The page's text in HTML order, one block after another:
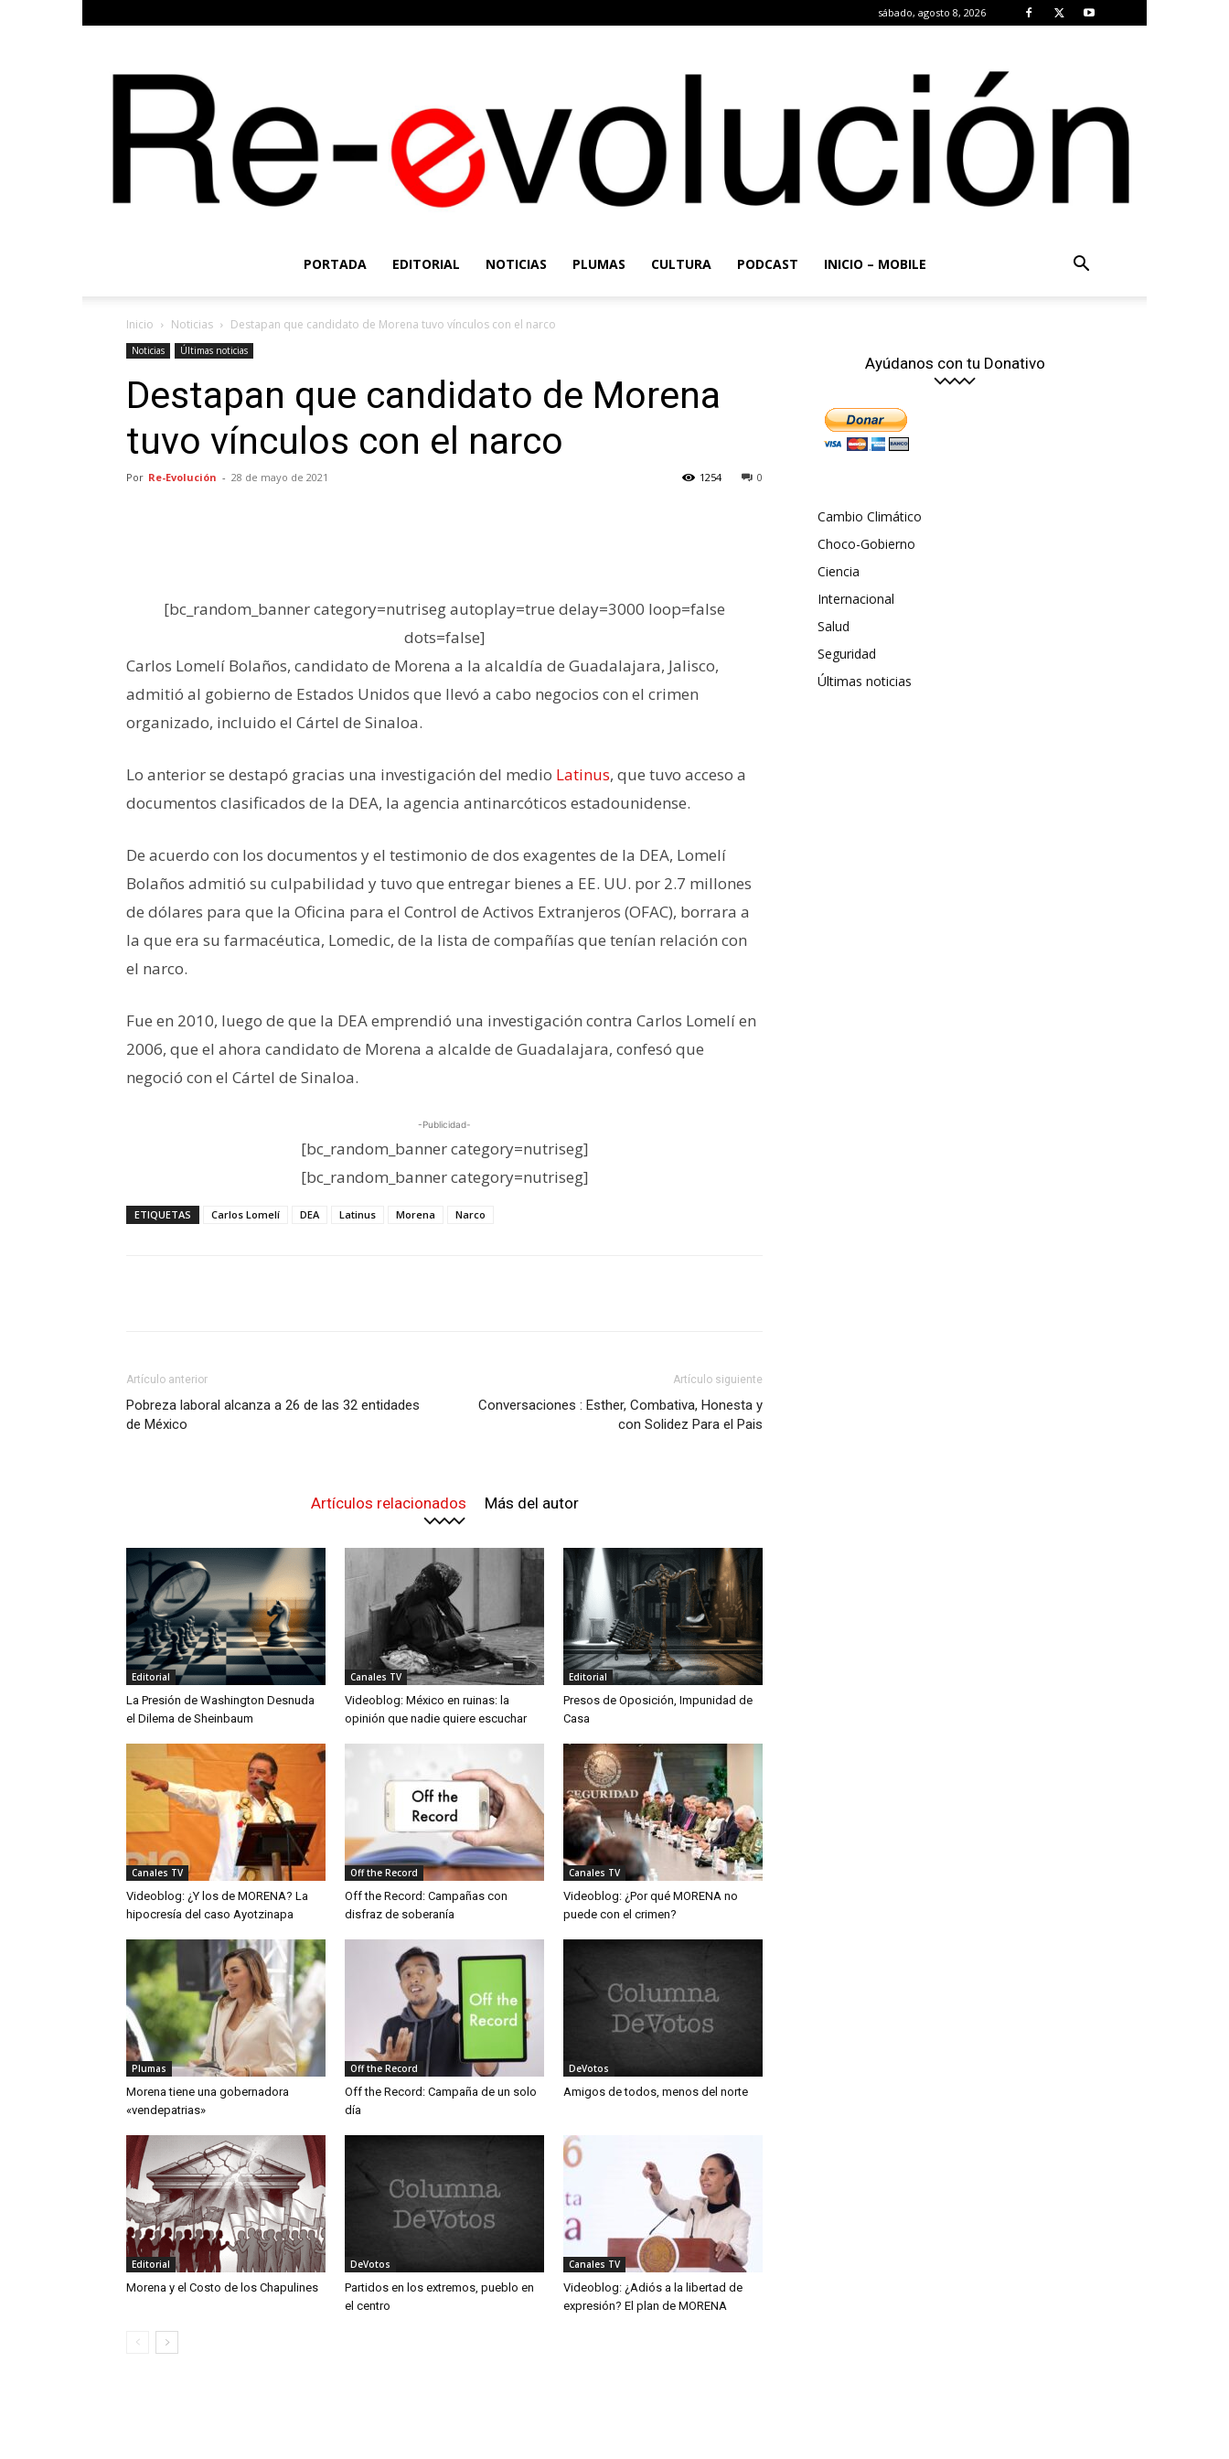
sábado, agosto 8, 2026
Evolución
PORTADA EDITORIAL NOTICIAS PLUMAS CULTURA PODCAST INICIO – MOBILE
Inicio Noticias Destapan que candidato de Morena tuvo vínculos con el narco
Noticias Últimas noticias
Destapan que candidato de Morena
tuvo vínculos con el narco
Por Re-Evolución - 28 de mayo de 2021 0
1254
[bc_random_banner category=nutriseg autoplay=true delay=3000 loop=false
dots=false]
Carlos Lomelí Bolaños, candidato de Morena a la alcaldía de Guadalajara, Jalisco,
admitió al gobierno de Estados Unidos que llevó a cabo negocios con el crimen
organizado, incluido el Cártel de Sinaloa.
Lo anterior se destapó gracias una investigación del medio Latinus, que tuvo acceso a
documentos clasificados de la DEA, la agencia antinarcóticos estadounidense.
De acuerdo con los documentos y el testimonio de dos exagentes de la DEA, Lomelí
Bolaños admitió su culpabilidad y tuvo que entregar bienes a EE. UU. por 2.7 millones
de dólares para que la Oficina para el Control de Activos Extranjeros (OFAC), borrara a
la que era su farmacéutica, Lomedic, de la lista de compañías que tenían relación con
el narco.
Fue en 2010, luego de que la DEA emprendió una investigación contra Carlos Lomelí en
2006, que el ahora candidato de Morena a alcalde de Guadalajara, confesó que
negoció con el Cártel de Sinaloa.
-Publicidad-
[bc_random_banner category=nutriseg]
[bc_random_banner category=nutriseg]
ETIQUETAS Carlos Lomelí DEA Latinus Morena Narco
Artículo anterior
Pobreza laboral alcanza a 26 de las 32 entidades
de México
Artículo siguiente
Conversaciones : Esther, Combativa, Honesta y
con Solidez Para el Pais
Artículos relacionados Más del autor
Editorial
La Presión de Washington Desnuda
el Dilema de Sheinbaum
Canales TV
Videoblog: México en ruinas: la
opinión que nadie quiere escuchar
Editorial
Presos de Oposición, Impunidad de
Casa
Canales TV
Videoblog: ¿Y los de MORENA? La
hipocresía del caso Ayotzinapa
Off the Record
Off the Record: Campañas con
disfraz de soberanía
Canales TV
Videoblog: ¿Por qué MORENA no
puede con el crimen?
Plumas
Morena tiene una gobernadora
«vendepatrias»
Off the Record
Off the Record: Campaña de un solo
día
DeVotos
Amigos de todos, menos del norte
Editorial
Morena y el Costo de los Chapulines
DeVotos
Partidos en los extremos, pueblo en
el centro
Canales TV
Videoblog: ¿Adiós a la libertad de
expresión? El plan de MORENA
Ayúdanos con tu Donativo
Cambio Climático
Choco-Gobierno
Ciencia
Internacional
Salud
Seguridad
Últimas noticias